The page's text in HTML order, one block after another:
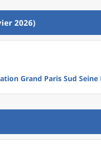
2026)
Grand Paris Sud Seine